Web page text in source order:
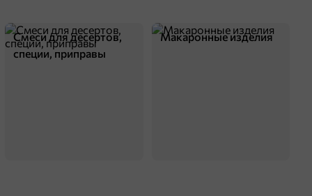
Смеси для десертов,
специи, приправы
Макаронные изделия